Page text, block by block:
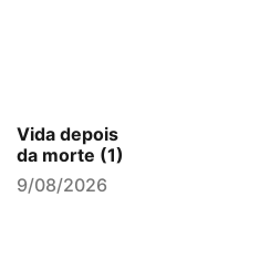
Vida depois
da morte (1)
9/08/2026